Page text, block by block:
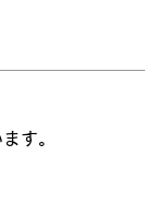
す。